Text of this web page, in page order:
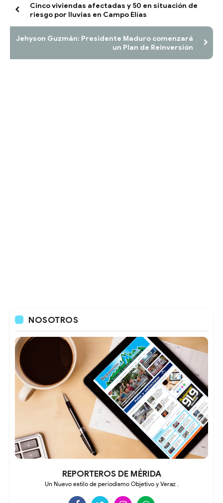
Cinco viviendas afectadas y 50 en situación de
riesgo por lluvias en Campo Elías
Jehyson Guzmán: Presidente Maduro comenzará
un Plan de Reinversión
NOSOTROS
REPORTEROS DE MÉRIDA
Un Nuevo estilo de periodismo Objetivo y Veraz .